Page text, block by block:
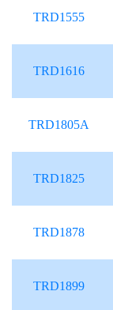
TRD1555
TRD1616
TRD1805A
TRD1825
TRD1878
TRD1899